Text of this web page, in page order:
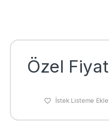
Özel Fiyat
İstek Listeme Ekle